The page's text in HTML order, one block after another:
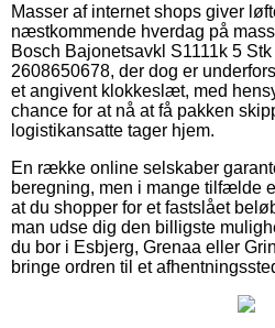
Masser af internet shops giver
næstkommende hverdag på
Bosch Bajonetsavkl S1111k 5
2608650678, der dog er
et angivent klokkeslæt, med
chance for at nå at få pakken
logistikansatte tager hjem.
En række online selskaber
beregning, men i mange tilfælde
at du shopper for et fastslået
man udse dig den billigste
du bor i Esbjerg, Grenaa eller
bringe ordren til et